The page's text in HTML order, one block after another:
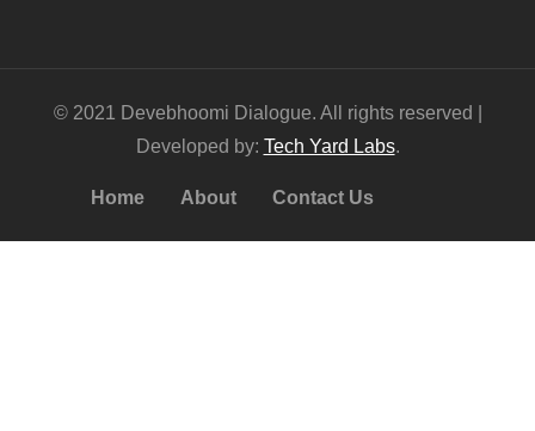
© 2021 Devebhoomi Dialogue. All rights reserved |
Developed by: Tech Yard Labs.
Home About Contact Us